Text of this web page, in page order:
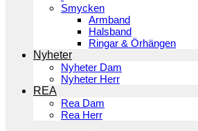
Smycken
Armband
Halsband
Ringar & Örhängen
Nyheter
Nyheter Dam
Nyheter Herr
REA
Rea Dam
Rea Herr